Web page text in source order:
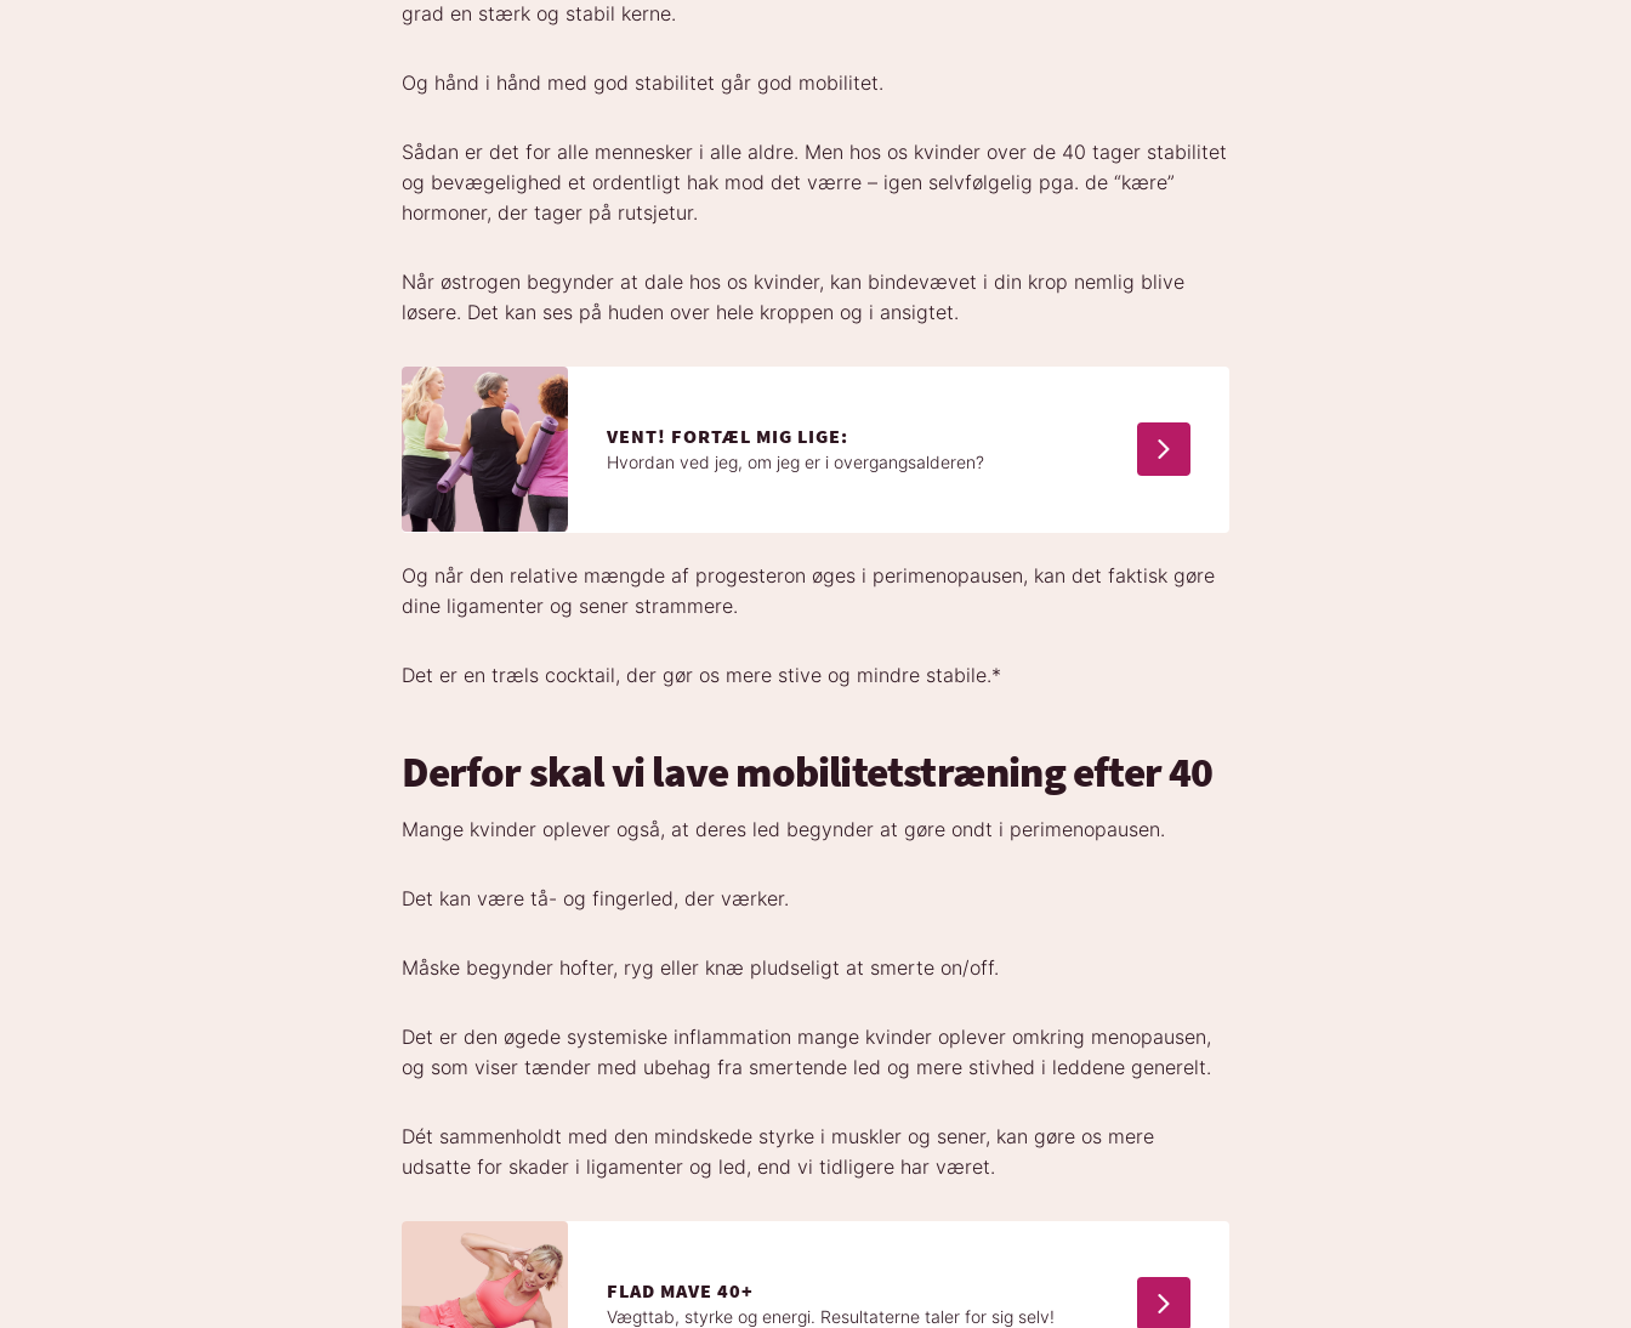
grad en stærk og stabil kerne.
Og hånd i hånd med god stabilitet går god mobilitet.
Sådan er det for alle mennesker i alle aldre. Men hos os kvinder over de 40 tager stabilitet
og bevægelighed et ordentligt hak mod det værre – igen selvfølgelig pga. de “kære”
hormoner, der tager på rutsjetur.
Når østrogen begynder at dale hos os kvinder, kan bindevævet i din krop nemlig blive
løsere. Det kan ses på huden over hele kroppen og i ansigtet.
VENT! FORTÆL MIG LIGE:
Hvordan ved jeg, om jeg er i overgangsalderen?
Og når den relative mængde af progesteron øges i perimenopausen, kan det faktisk gøre
dine ligamenter og sener strammere.
Det er en træls cocktail, der gør os mere stive og mindre stabile.*
Derfor skal vi lave mobilitetstræning efter 40
Mange kvinder oplever også, at deres led begynder at gøre ondt i perimenopausen.
Det kan være tå- og fingerled, der værker.
Måske begynder hofter, ryg eller knæ pludseligt at smerte on/off.
Det er den øgede systemiske inflammation mange kvinder oplever omkring menopausen,
og som viser tænder med ubehag fra smertende led og mere stivhed i leddene generelt.
Dét sammenholdt med den mindskede styrke i muskler og sener, kan gøre os mere
udsatte for skader i ligamenter og led, end vi tidligere har været.
FLAD MAVE 40+
Vægttab, styrke og energi. Resultaterne taler for sig selv!